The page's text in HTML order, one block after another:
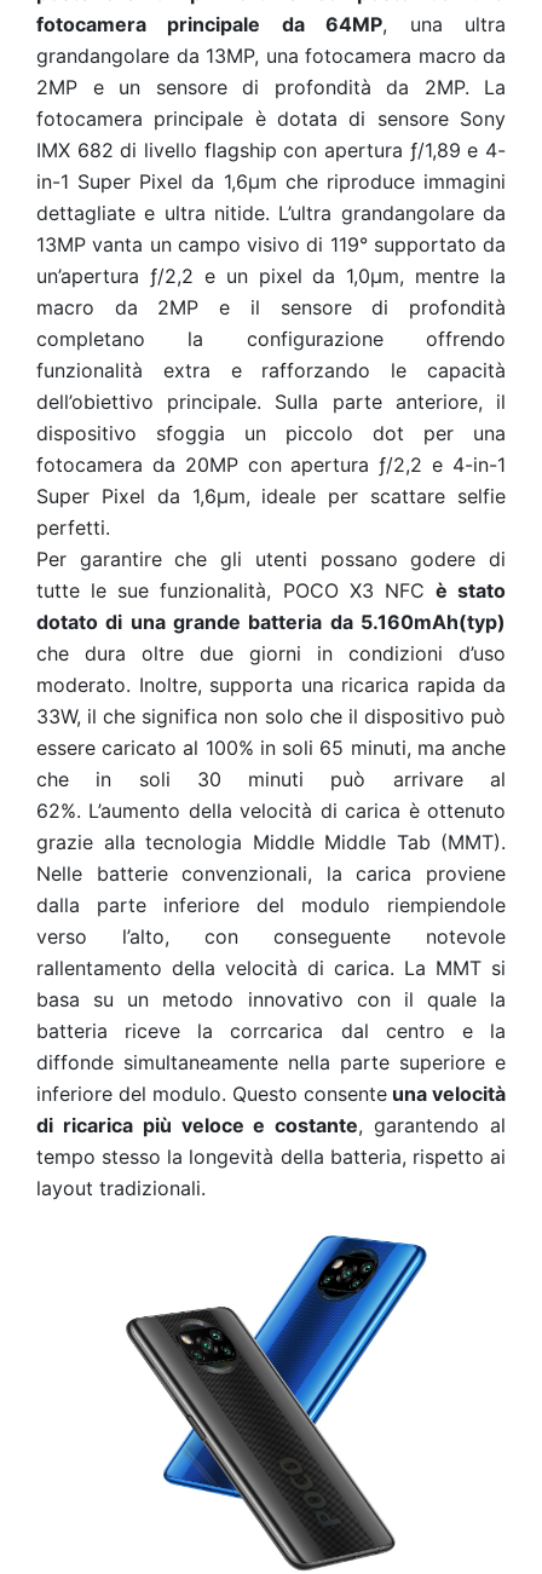
fotocamera principale da 64MP, una ultra
grandangolare da 13MP, una fotocamera macro da
2MP e un sensore di profondità da 2MP. La
fotocamera principale è dotata di sensore Sony
IMX 682 di livello flagship con apertura ƒ/1,89 e 4-
in-1 Super Pixel da 1,6μm che riproduce immagini
dettagliate e ultra nitide. L’ultra grandangolare da
13MP vanta un campo visivo di 119° supportato da
un’apertura ƒ/2,2 e un pixel da 1,0μm, mentre la
macro da 2MP e il sensore di profondità
completano la configurazione offrendo
funzionalità extra e rafforzando le capacità
dell’obiettivo principale. Sulla parte anteriore, il
dispositivo sfoggia un piccolo dot per una
fotocamera da 20MP con apertura ƒ/2,2 e 4-in-1
Super Pixel da 1,6μm, ideale per scattare selfie
perfetti.
Per garantire che gli utenti possano godere di
tutte le sue funzionalità, POCO X3 NFC è stato
dotato di una grande batteria da 5.160mAh(typ)
che dura oltre due giorni in condizioni d’uso
moderato. Inoltre, supporta una ricarica rapida da
33W, il che significa non solo che il dispositivo può
essere caricato al 100% in soli 65 minuti, ma anche
che in soli 30 minuti può arrivare al
62%. L’aumento della velocità di carica è ottenuto
grazie alla tecnologia Middle Middle Tab (MMT).
Nelle batterie convenzionali, la carica proviene
dalla parte inferiore del modulo riempiendole
verso l’alto, con conseguente notevole
rallentamento della velocità di carica. La MMT si
basa su un metodo innovativo con il quale la
batteria riceve la corrcarica dal centro e la
diffonde simultaneamente nella parte superiore e
inferiore del modulo. Questo consente una velocità
di ricarica più veloce e costante, garantendo al
tempo stesso la longevità della batteria, rispetto ai
layout tradizionali.